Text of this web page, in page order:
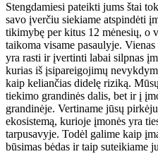
Stengdamiesi pateikti jums štai
savo įverčiu siekiame atspindėti
tikimybę per kitus 12 mėnesių, o
taikoma visame pasaulyje.
yra rasti ir įvertinti labai silpnas
kurias iš įsipareigojimų
kaip keliančias didelę riziką.
tiekimo grandinės dalis, bet ir į
grandinėje. Vertiname jūsų
ekosistemą, kurioje įmonės yra
tarpusavyje. Todėl galime kaip
būsimas bėdas ir taip suteikiame